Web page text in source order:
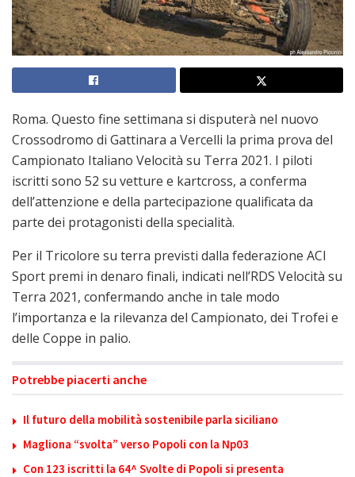
Roma. Questo fine settimana si disputerà nel nuovo
Crossodromo di Gattinara a Vercelli la prima prova del
Campionato Italiano Velocità su Terra 2021. I piloti
iscritti sono 52 su vetture e kartcross, a conferma
dell’attenzione e della partecipazione qualificata da
parte dei protagonisti della specialità.
Per il Tricolore su terra previsti dalla federazione ACI
Sport premi in denaro finali, indicati nell’RDS Velocità su
Terra 2021, confermando anche in tale modo
l’importanza e la rilevanza del Campionato, dei Trofei e
delle Coppe in palio.
Potrebbe piacerti anche
Il futuro della mobilità sostenibile parla siciliano
Magliona “svolta” verso Popoli con la Np03
Con 123 iscritti la 64^ Svolte di Popoli si presenta